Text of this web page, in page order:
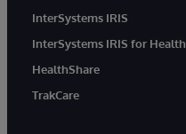
InterSystems IRIS
InterSystems IRIS for Health
HealthShare
TrakCare